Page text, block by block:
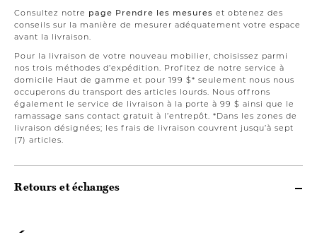
Consultez notre page Prendre les mesures et obtenez des
conseils sur la manière de mesurer adéquatement votre espace
avant la livraison.
Pour la livraison de votre nouveau mobilier, choisissez parmi
nos trois méthodes d’expédition. Profitez de notre service à
domicile Haut de gamme et pour 199 $* seulement nous nous
occuperons du transport des articles lourds. Nous offrons
également le service de livraison à la porte à 99 $ ainsi que le
ramassage sans contact gratuit à l’entrepôt. *Dans les zones de
livraison désignées; les frais de livraison couvrent jusqu’à sept
(7) articles.
Retours et échanges